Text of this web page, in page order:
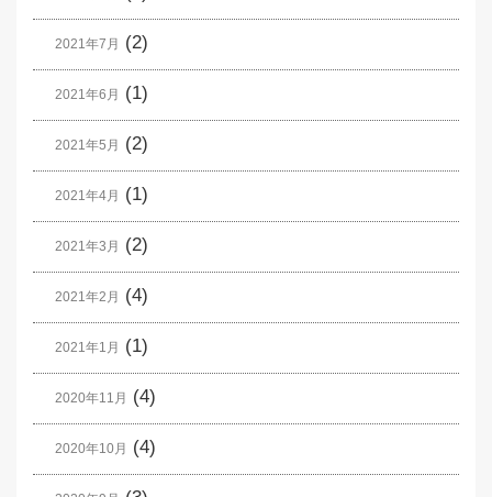
2021年7月 (2)
2021年6月 (1)
2021年5月 (2)
2021年4月 (1)
2021年3月 (2)
2021年2月 (4)
2021年1月 (1)
2020年11月 (4)
2020年10月 (4)